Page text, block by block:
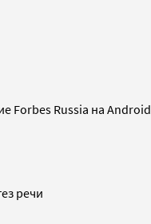
Forbes Russia на Android
речи